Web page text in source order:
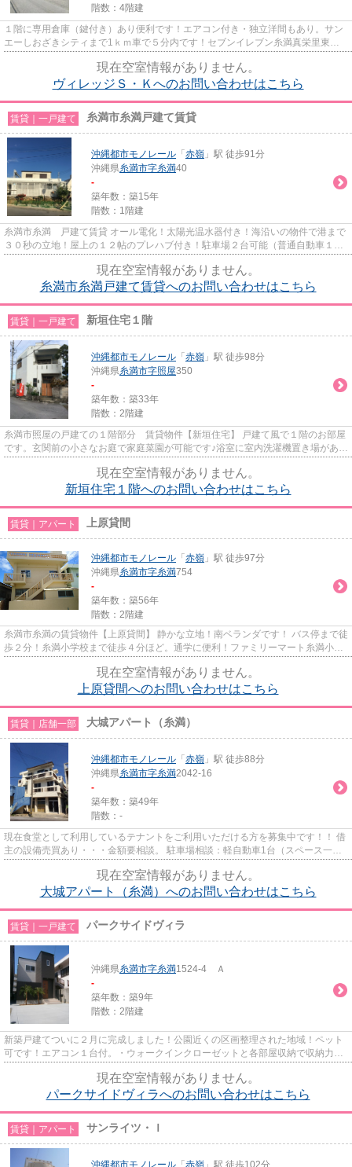
階数：4階建
１階に専用倉庫（鍵付き）あり便利です！エアコン付き・独立洋間もあり。サン
エーしおざきシティまで1ｋｍ車で５分内です！セブンイレブン糸満真栄里東店
現在空室情報がありません。
ヴィレッジＳ・Ｋへのお問い合わせはこちら
賃貸｜一戸建て 糸満市糸満戸建て賃貸
沖縄都市モノレール 「 赤嶺 」駅 徒歩91分
沖縄県糸満市字糸満40
-
築年数：築15年
階数：1階建
糸満市糸満 戸建て賃貸 オール電化！太陽光温水器付き！海沿いの物件で港まで
３０秒の立地！屋上の１２帖のプレハブ付き！駐車場２台可能（普通自動車１
現在空室情報がありません。
糸満市糸満戸建て賃貸へのお問い合わせはこちら
賃貸｜一戸建て 新垣住宅１階
沖縄都市モノレール 「 赤嶺 」駅 徒歩98分
沖縄県糸満市字照屋350
-
築年数：築33年
階数：2階建
糸満市照屋の戸建ての１階部分 賃貸物件【新垣住宅】 戸建て風で１階のお部屋
です。玄関前の小さなお庭で家庭菜園が可能です♪浴室に室内洗濯機置き場があ
現在空室情報がありません。
新垣住宅１階へのお問い合わせはこちら
賃貸｜アパート 上原貸間
沖縄都市モノレール 「 赤嶺 」駅 徒歩97分
沖縄県糸満市字糸満754
-
築年数：築56年
階数：2階建
糸満市糸満の賃貸物件【上原貸間】 静かな立地！南ベランダです！ バス停まで徒
歩２分！糸満小学校まで徒歩４分ほど。通学に便利！ファミリーマート糸満小学
現在空室情報がありません。
上原貸間へのお問い合わせはこちら
賃貸｜店舗一部 大城アパート（糸満）
沖縄都市モノレール 「 赤嶺 」駅 徒歩88分
沖縄県糸満市字糸満2042-16
-
築年数：築49年
階数：-
現在食堂として利用しているテナントをご利用いただける方を募集中です！！ 借
主の設備売買あり・・・金額要相談。 駐車場相談：軽自動車1台（スペース一時
現在空室情報がありません。
大城アパート（糸満）へのお問い合わせはこちら
賃貸｜一戸建て パークサイドヴィラ
沖縄県糸満市字糸満1524-4 Ａ
-
築年数：築9年
階数：2階建
新築戸建てついに２月に完成しました！公園近くの区画整理された地域！ペット
可です！エアコン１台付。・ウォークインクローゼットと各部屋収納で収納力あ
現在空室情報がありません。
パークサイドヴィラへのお問い合わせはこちら
賃貸｜アパート サンライツ・Ｉ
沖縄都市モノレール 「 赤嶺 」駅 徒歩102分